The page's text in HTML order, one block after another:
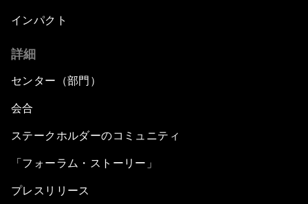
インパクト
詳細
センター（部門）
会合
ステークホルダーのコミュニティ
「フォーラム・ストーリー」
プレスリリース